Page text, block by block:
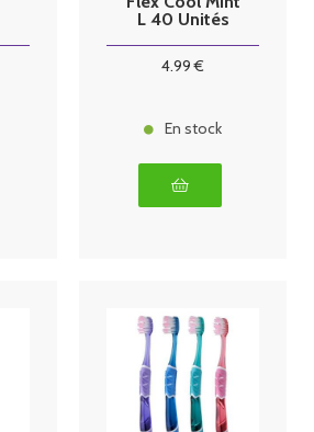
L 40 Unités
4.99 €
En stock